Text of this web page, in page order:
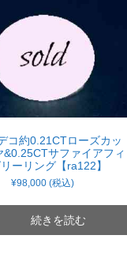
コ約0.21CTローズカッ
&0.25CTサファイアフィ
ーリング【ra122】
¥98,000 (税込)
続きを読む